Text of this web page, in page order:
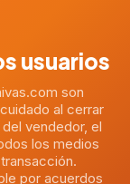
usuarios
son
al cerrar
vendedor, el
los medios
por acuerdos